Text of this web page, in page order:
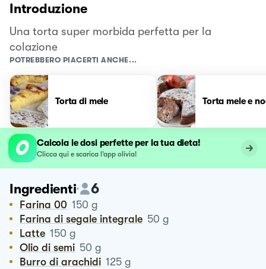
Introduzione
Una torta super morbida perfetta per la
colazione
POTREBBERO PIACERTI ANCHE...
Torta di mele Torta mele e
Calcola le dosi perfette per la tua dieta!
Clicca qui e scarica l’app olivia!
Ingredienti 6
Farina 00 150 g
Farina di segale integrale 50 g
Latte 150 g
Olio di semi 50 g
Burro di arachidi 125 g